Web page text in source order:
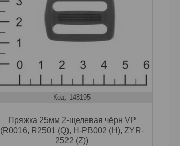
148195
Пряжка 25мм 2-щелевая чёрн VP
(R0016, R2501 (Q), H-PB002 (H), ZYR-
2522 (Z))